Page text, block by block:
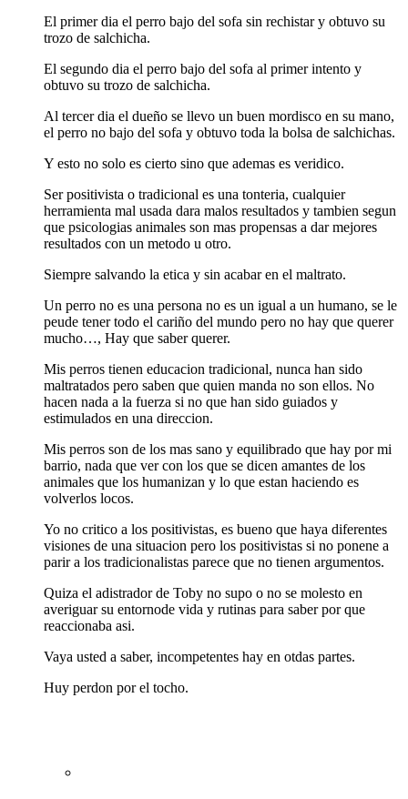
El primer dia el perro bajo del sofa sin rechistar y obtuvo su
trozo de salchicha.
El segundo dia el perro bajo del sofa al primer intento y
obtuvo su trozo de salchicha.
Al tercer dia el dueño se llevo un buen mordisco en su mano,
el perro no bajo del sofa y obtuvo toda la bolsa de salchichas.
Y esto no solo es cierto sino que ademas es veridico.
Ser positivista o tradicional es una tonteria, cualquier
herramienta mal usada dara malos resultados y tambien segun
que psicologias animales son mas propensas a dar mejores
resultados con un metodo u otro.
Siempre salvando la etica y sin acabar en el maltrato.
Un perro no es una persona no es un igual a un humano, se le
peude tener todo el cariño del mundo pero no hay que querer
mucho…, Hay que saber querer.
Mis perros tienen educacion tradicional, nunca han sido
maltratados pero saben que quien manda no son ellos. No
hacen nada a la fuerza si no que han sido guiados y
estimulados en una direccion.
Mis perros son de los mas sano y equilibrado que hay por mi
barrio, nada que ver con los que se dicen amantes de los
animales que los humanizan y lo que estan haciendo es
volverlos locos.
Yo no critico a los positivistas, es bueno que haya diferentes
visiones de una situacion pero los positivistas si no ponene a
parir a los tradicionalistas parece que no tienen argumentos.
Quiza el adistrador de Toby no supo o no se molesto en
averiguar su entornode vida y rutinas para saber por que
reaccionaba asi.
Vaya usted a saber, incompetentes hay en otdas partes.
Huy perdon por el tocho.